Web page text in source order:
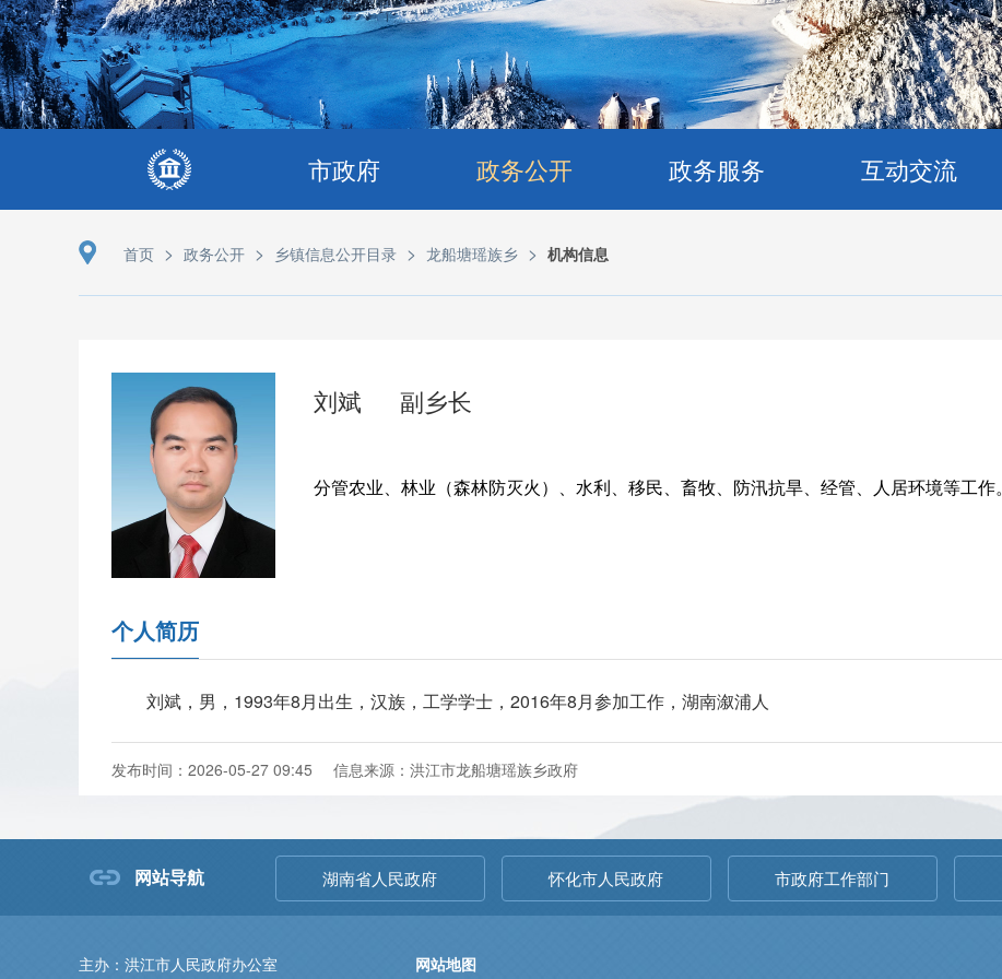
市政府 政务公开 政务服务 互动交流
首页 > 政务公开 > 乡镇信息公开目录 > 龙船塘瑶族乡 > 机构信息
刘斌 副乡长
分管农业、林业（森林防灭火）、水利、移民、畜牧、防汛抗旱、经管、人居环境等工作。
个人简历
刘斌，男，1993年8月出生，汉族，工学学士，2016年8月参加工作，湖南溆浦人
发布时间：2026-05-27 09:45 信息来源：洪江市龙船塘瑶族乡政府
网站导航 湖南省人民政府 怀化市人民政府 市政府工作部门
主办：洪江市人民政府办公室 网站地图